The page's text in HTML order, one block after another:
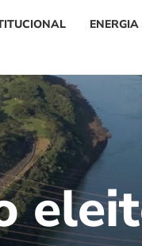
ENERGIA
eleit